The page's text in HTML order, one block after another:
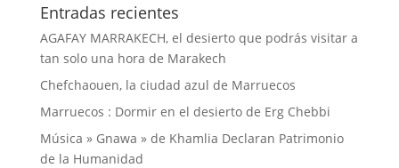
Entradas recientes
AGAFAY MARRAKECH, el desierto que podrás visitar a
tan solo una hora de Marakech
Chefchaouen, la ciudad azul de Marruecos
Marruecos : Dormir en el desierto de Erg Chebbi
Música » Gnawa » de Khamlia Declaran Patrimonio
de la Humanidad